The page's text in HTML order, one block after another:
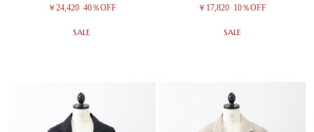
￥24,420 40％OFF
SALE
￥17,820 10％OFF
SALE